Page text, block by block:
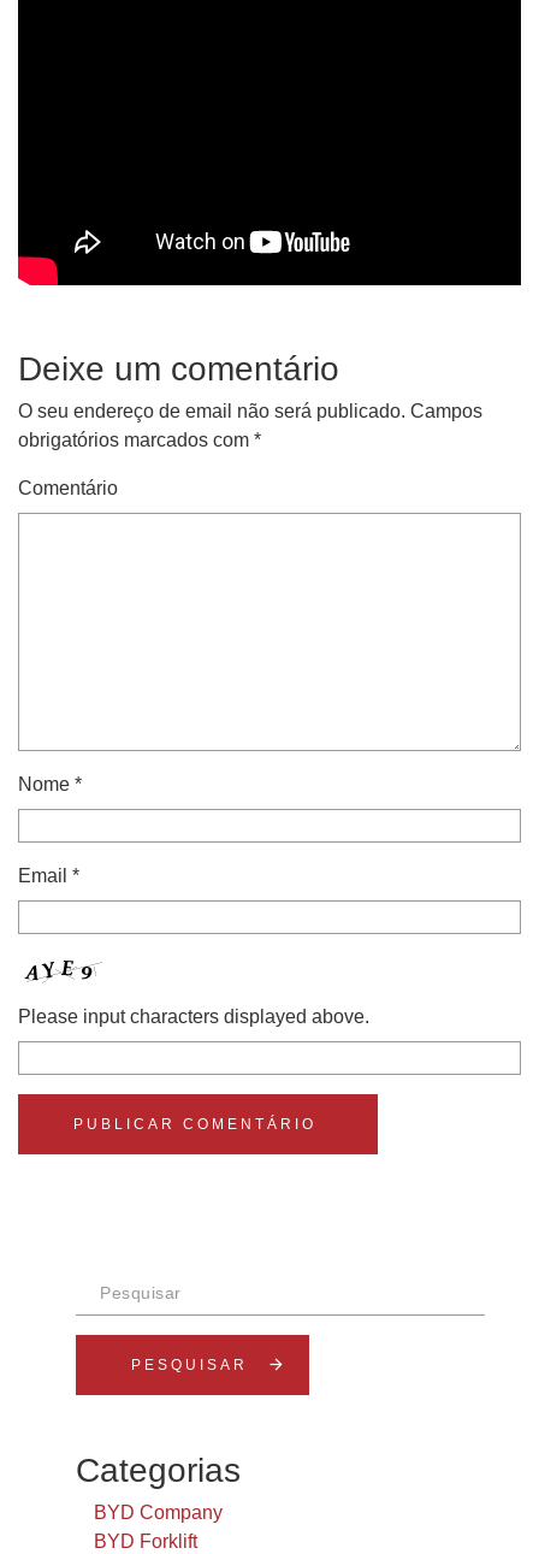
Deixe um comentário
O seu endereço de email não será publicado. Campos
obrigatórios marcados com *
Comentário
Nome *
Email *
Please input characters displayed above.
Pesquisar
arrow_forward
Categorias
BYD Company
BYD Forklift